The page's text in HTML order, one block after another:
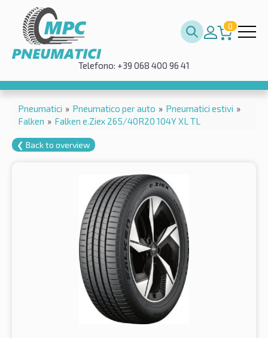
0
Telefono: +39 068 400 96 41
Pneumatici » Pneumatico per auto » Pneumatici estivi »
Falken » Falken e.Ziex 265/40R20 104Y XL TL
❮ Back to overview